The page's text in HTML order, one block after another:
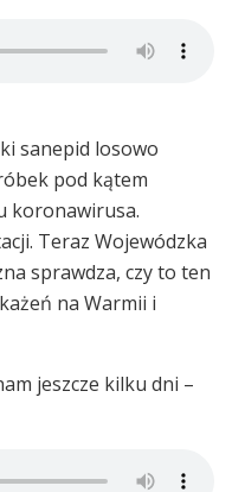
sanepid losowo
pod kątem
koronawirusa.
Teraz Wojewódzka
sprawdza, czy to ten
na Warmii i
jeszcze kilku dni –